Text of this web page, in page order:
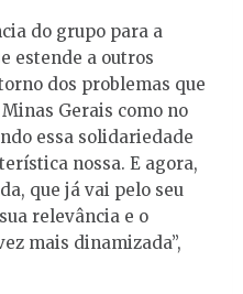
do grupo para a
estende a outros
dos problemas que
Gerais como no
essa solidariedade
nossa. E agora,
que já vai pelo seu
relevância e o
mais dinamizada”,